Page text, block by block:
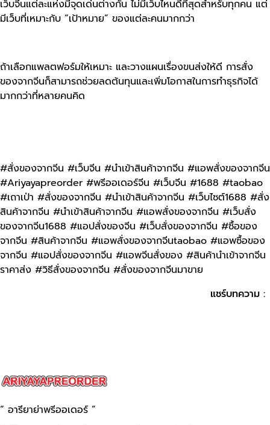
เว็บจีนแต่ละแห่งมีจุดเด่นต่างกัน ไม่มีเว็บไหนดีที่สุดสำหรับทุกคน แต่
มีเว็บที่เหมาะกับ “เป้าหมาย” ของแต่ละคนมากกว่า
ถ้าเลือกแพลตฟอร์มให้เหมาะ และวางแผนเรื่องขนส่งให้ดี การสั่ง
ของจากจีนก็สามารถช่วยลดต้นทุนและเพิ่มโอกาสในการทำธุรกิจได้
มากกว่าที่หลายคนคิด
#สั่งของจากจีน #เว็บจีน #นำเข้าสินค้าจากจีน #แอพสั่งของจากจีน
#Ariyayapreorder #พรีออเดอร์จีน #เว็บจีน #1688 #taobao
#เถาเป่า #สั่งของจากจีน #นําเข้าสินค้าจากจีน #เว็บไซต์1688 #สั่ง
สินค้าจากจีน #นำเข้าสินค้าจากจีน #แอพสั่งของจากจีน #เว็บสั่ง
ของจากจีน1688 #แอปสั่งของจีน #เว็บสั่งของจากจีน #ซื้อของ
จากจีน #สินค้าจากจีน #แอพสั่งของจากจีนtaobao #แอพซื้อของ
จากจีน #แอปสั่งของจากจีน #แอพจีนสั่งของ #สินค้านําเข้าจากจีน
ราคาส่ง #วิธีสั่งของจากจีน #สั่งของจากจีนมาขาย
แชร์บทความ :
“ อารียาย่าพรีออเดอร์ ”